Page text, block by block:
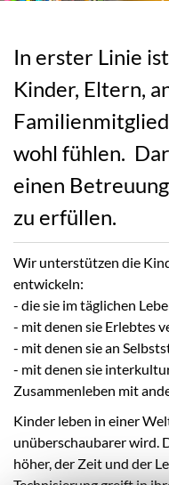
In erster Linie
Kinder, Eltern,
wohl fühlen.
einen
zu erfüllen.
Wir unterstützen die
entwickeln:
- die sie im täglichen
- mit denen sie Erlebtes
- mit denen sie an
- mit denen sie
Zusammenleben mit
Kinder leben in einer
unüberschaubarer wird.
höher, der Zeit und der